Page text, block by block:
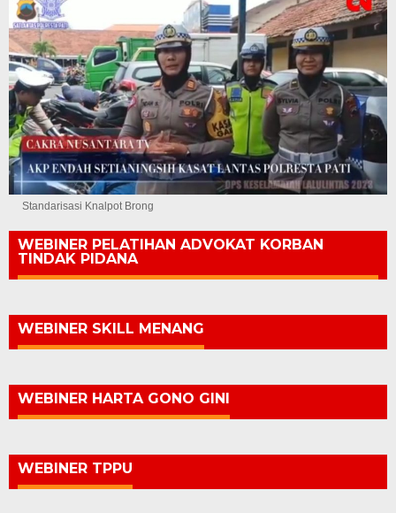
Standarisasi Knalpot Brong
WEBINER PELATIHAN ADVOKAT KORBAN
TINDAK PIDANA
WEBINER SKILL MENANG
WEBINER HARTA GONO GINI
WEBINER TPPU